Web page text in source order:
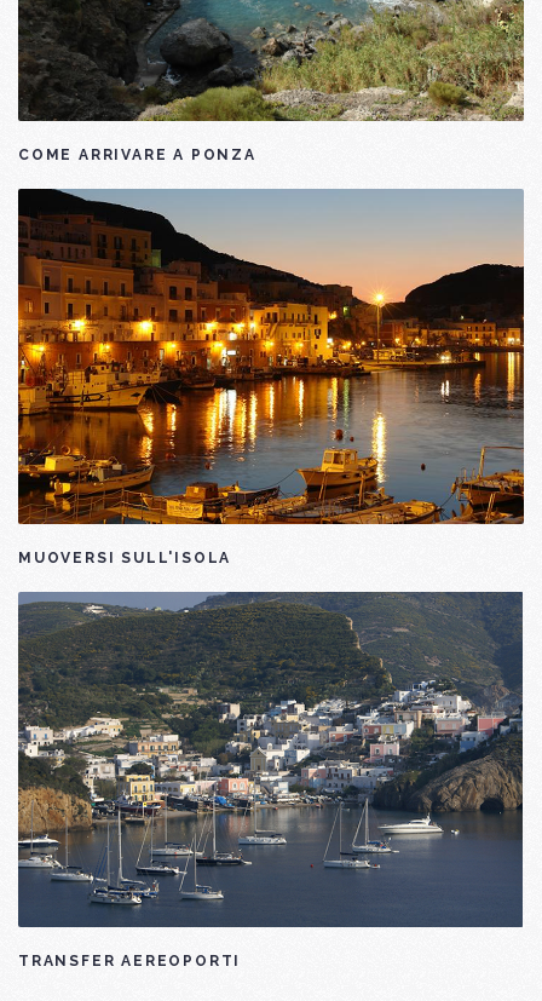
COME ARRIVARE A PONZA
MUOVERSI SULL'ISOLA
TRANSFER AEREOPORTI